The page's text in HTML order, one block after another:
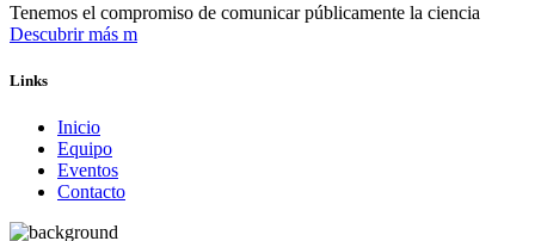
Tenemos el compromiso de comunicar públicamente la ciencia
Descubrir más
Links
Inicio
Equipo
Eventos
Contacto